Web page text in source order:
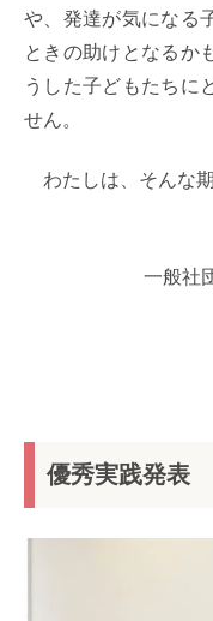
や、発達が気になる
ときの助けとなるか
うした子どもたちに
せん。
わたしは、そん
一般
優秀実践発表